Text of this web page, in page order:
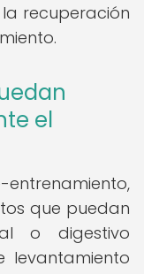
recuperación
el
que puedan
o digestivo
levantamiento